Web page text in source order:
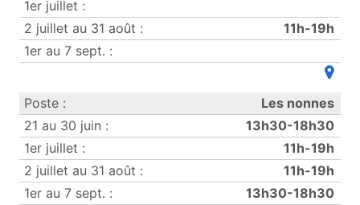
11h-19h
Les nonnes
13h30-18h30
11h-19h
11h-19h
13h30-18h30